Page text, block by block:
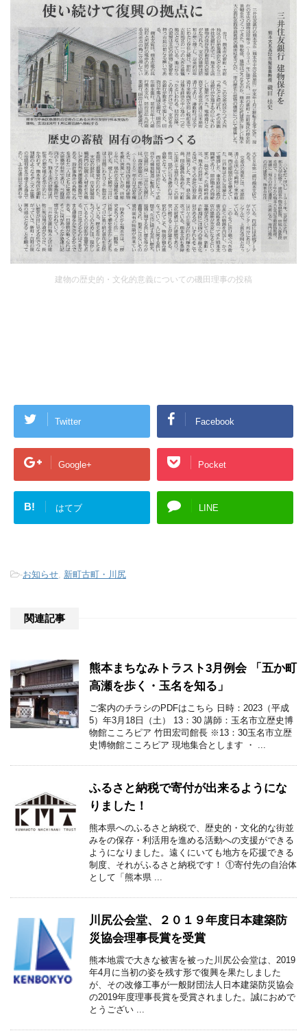
建物の歴史的・文化的意義についての磯田理事の投稿
Twitter Facebook
Google+ Pocket
B! はてブ LINE
-お知らせ, 新町古町・川尻
関連記事
熊本まちなみトラスト3月例会 「五か町
高瀬を歩く・玉名を知る」
ご案内のチラシのPDFはこちら 日時：2023（平成
5）年3月18日（土） 13：30 講師：玉名市立歴史博
物館こころピア 竹田宏司館長 ※13：30玉名市立歴
史博物館こころピア 現地集合とします ・ ...
ふるさと納税で寄付が出来るようにな
りました！
熊本県へのふるさと納税で、歴史的・文化的な街並
みをの保存・利活用を進める活動への支援ができる
ようになりました。遠くにいても地方を応援できる
制度、それがふるさと納税です！ ①寄付先の自治体
として「熊本県 ...
川尻公会堂、２０１９年度日本建築防
災協会理事長賞を受賞
熊本地震で大きな被害を被った川尻公会堂は、2019
年4月に当初の姿を残す形で復興を果たしました
が、その改修工事が一般財団法人日本建築防災協会
の2019年度理事長賞を受賞されました。誠におめで
とうござい ...